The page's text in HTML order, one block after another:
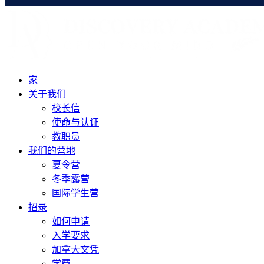
家
关于我们
校长信
使命与认证
教职员
我们的营地
夏令营
冬季露营
国际学生营
招录
如何申请
入学要求
加拿大文凭